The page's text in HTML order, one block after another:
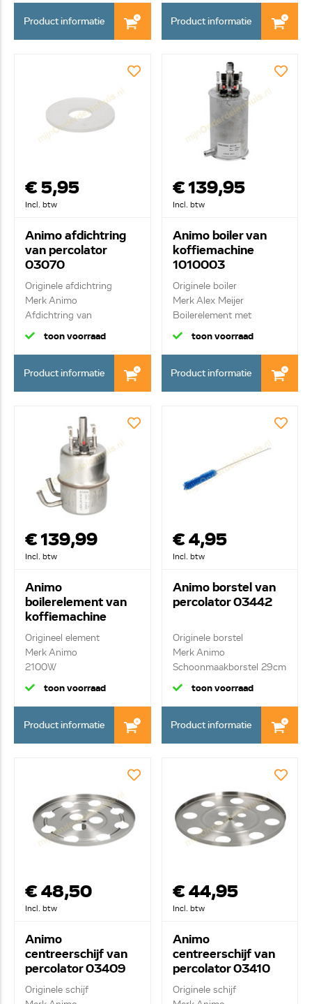
Product informatie Product informatie
€ 5,95
Incl. btw
Animo afdichtring
van percolator
03070
Originele afdichtring
Merk Animo
Afdichtring van
percolato...
toon voorraad
Product informatie
€ 139,95
Incl. btw
Animo boiler van
koffiemachine
1010003
Originele boiler
Merk Alex Meijer
Boilerelement met
thermo...
toon voorraad
Product informatie
€ 139,99
Incl. btw
Animo
boilerelement van
koffiemachine
11143
Origineel element
Merk Animo
2100W
boilerelement230V
toon voorraad
Product informatie
€ 4,95
Incl. btw
Animo borstel van
percolator 03442
Originele borstel
Merk Animo
Schoonmaakborstel 29cm
toon voorraad
Product informatie
€ 48,50
Incl. btw
Animo
centreerschijf van
percolator 03409
Originele schijf
€ 44,95
Incl. btw
Animo
centreerschijf van
percolator 03410
Originele schijf